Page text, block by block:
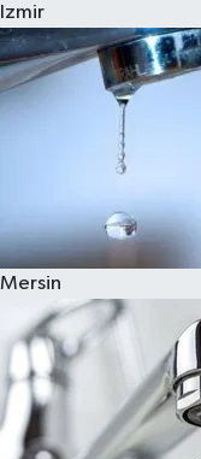
Izmir
Mersin